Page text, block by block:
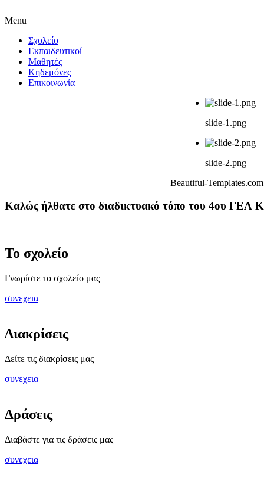
Menu
Σχολείο
Εκπαιδευτικοί
Μαθητές
Κηδεμόνες
Επικοινωνία
slide-1.png
slide-2.png
Beautiful-
Καλώς ήλθατε στο διαδικτυακό τόπο του 4ου ΓΕΛ
Το σχολείο
Γνωρίστε το σχολείο μας
συνεχεια
Διακρίσεις
Δείτε τις διακρίσεις μας
συνεχεια
Δράσεις
Διαβάστε για τις δράσεις μας
συνεχεια